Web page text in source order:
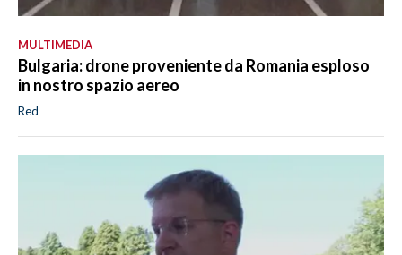
MULTIMEDIA
Bulgaria: drone proveniente da Romania esploso
in nostro spazio aereo
Red